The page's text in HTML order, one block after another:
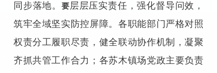
同步落地。
要层层压实责任，强化督导问效，
筑牢全域坚实防控屏障。各职能部门严格对照
权责分工履职尽责，健全联动协作机制，凝聚
齐抓共管工作合力；各苏木镇场党政主要负责